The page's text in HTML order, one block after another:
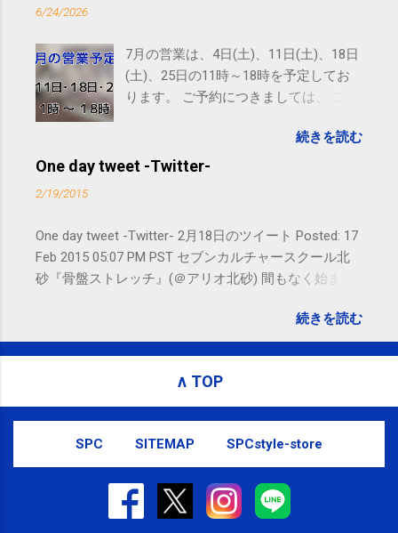
6/24/2026
7月の営業は、4日(土)、11日(土)、18日
(土)、25日の11時～18時を予定してお
ります。 ご予約につきましては、 こち
れないことがありますので、ご予約、
お問い合わせはSMS（ショートメッセ
続きを読む
One day tweet -Twitter-
2/19/2015
One day tweet -Twitter- 2月18日のツイート Posted: 17
Feb 2015 05:07 PM PST セブンカルチャースクール北
砂『骨盤ストレッチ』(＠アリオ北砂) 間もなく始まり
subscribed to email updates from サクマフィジカルコ
ンディショニング(@SPCstyle) - Twilog To stop
Email delivery powered by Google Google Inc., 1600
Amphitheatre Parkway, Mountain View, CA 94043,
続きを読む
∧ TOP
SPC SITEMAP SPCstyle-store